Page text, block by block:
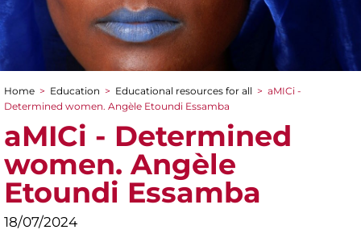
You are here
Home > Education > Educational resources for all > aMICi -
Determined women. Angèle Etoundi Essamba
aMICi - Determined
women. Angèle
Etoundi Essamba
18/07/2024